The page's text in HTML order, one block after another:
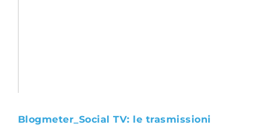
Blogmeter_Social TV: le trasmissioni